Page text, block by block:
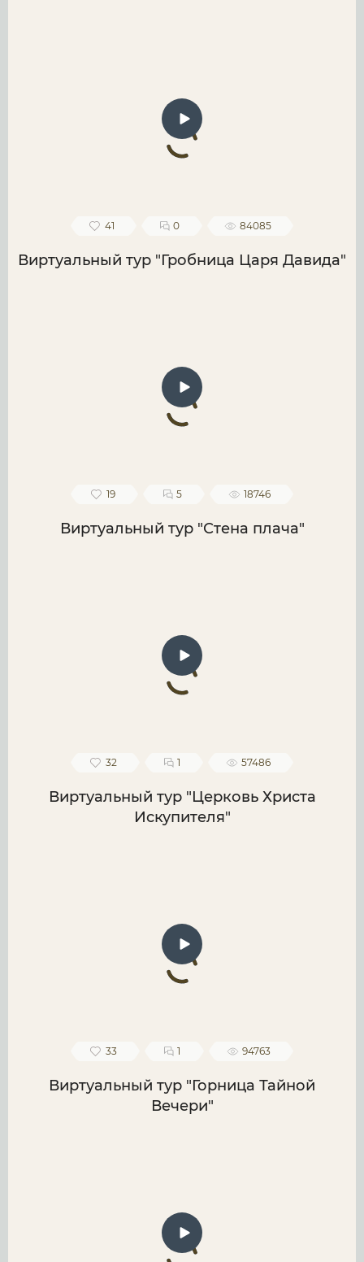
41 0 84085
Виртуальный тур "Гробница Царя Давида"
19 5 18746
Виртуальный тур "Стена плача"
32 1 57486
Виртуальный тур "Церковь Христа
Искупителя"
33 1 94763
Виртуальный тур "Горница Тайной
Вечери"